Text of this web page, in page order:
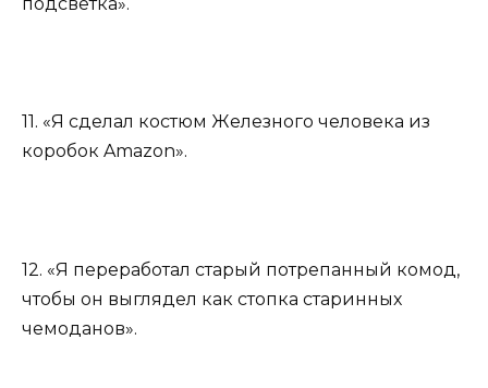
11. «Я сделал костюм Железного человека из
коробок Amazon».
12. «Я переработал старый потрепанный комод,
чтобы он выглядел как стопка старинных
чемоданов».